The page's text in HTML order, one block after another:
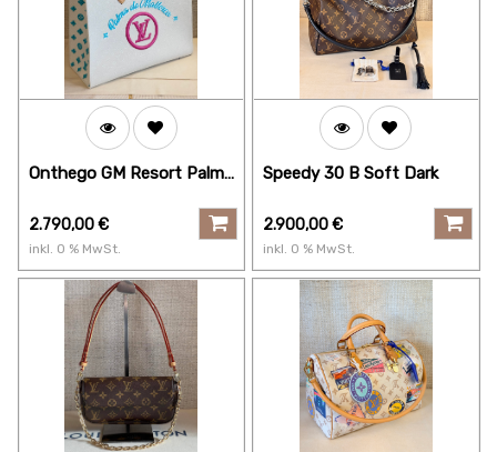
Onthego GM Resort Palma
2.790,00€
inkl. 0 % MwSt.
Speedy 30 B Soft Dark
2.900,00€
inkl. 0 % MwSt.